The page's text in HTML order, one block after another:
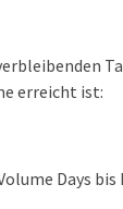
erreicht ist:
Days bis